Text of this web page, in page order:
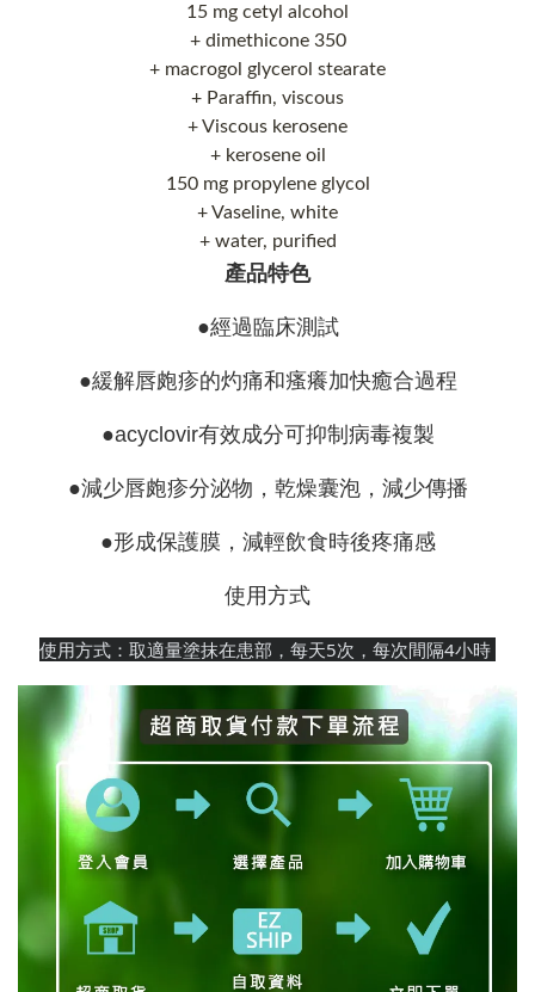
15 mg cetyl alcohol
+ dimethicone 350
+ macrogol glycerol stearate
+ Paraffin, viscous
+ Viscous kerosene
+ kerosene oil
150 mg propylene glycol
+ Vaseline, white
+ water, purified
產品特色
●經過臨床測試
●緩解唇皰疹的灼痛和瘙癢加快癒合過程
●acyclovir有效成分可抑制病毒複製
●減少唇皰疹分泌物，乾燥囊泡，減少傳播
●形成保護膜，減輕飲食時後疼痛感
使用方式
使用方式：取適量塗抹在患部，每天5次，每次間隔4小時